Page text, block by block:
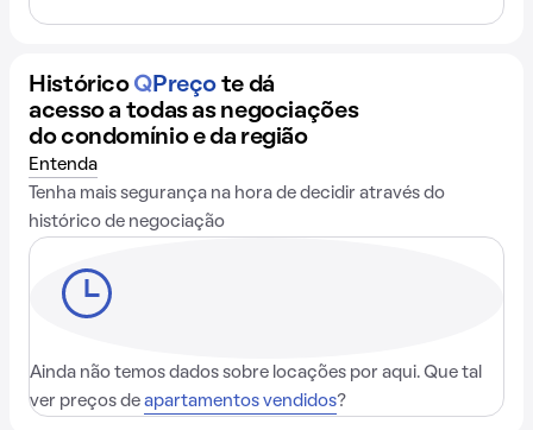
Histórico QPreço te dá
acesso a todas as negociações
do condomínio e da região
Entenda
Tenha mais segurança na hora de decidir através do
histórico de negociação
Ainda não temos dados sobre locações por aqui. Que tal
ver preços de apartamentos vendidos?